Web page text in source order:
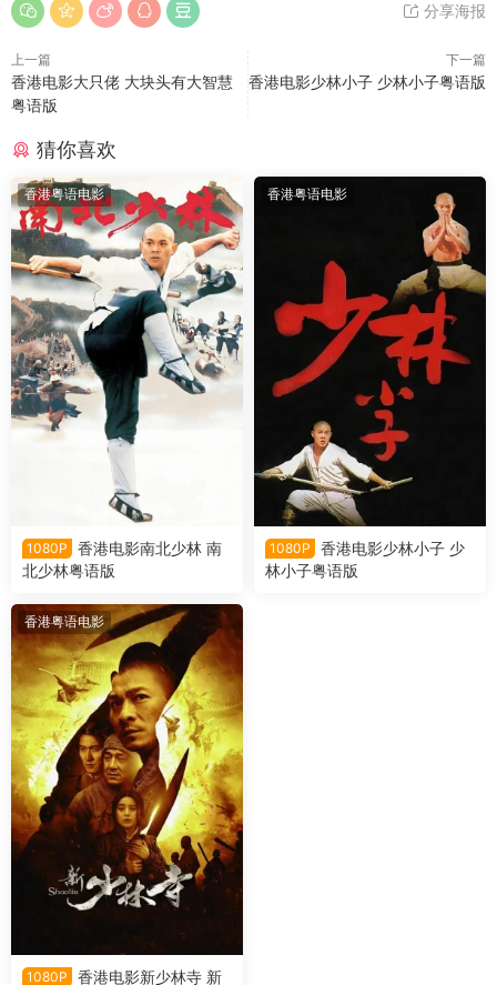
分享海报
上一篇
香港电影大只佬 大块头有大智慧
粤语版
下一篇
香港电影少林小子 少林小子粤语版
猜你喜欢
香港粤语电影
1080P
香港电影南北少林 南
北少林粤语版
香港粤语电影
1080P
香港电影少林小子 少
林小子粤语版
香港粤语电影
1080P 香港电影新少林寺 新